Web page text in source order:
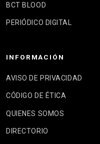
BCT BLOOD
PERIÓDICO DIGITAL
INFORMACIÓN
AVISO DE PRIVACIDAD
CÓDIGO DE ÉTICA
QUIENES SOMOS
DIRECTORIO